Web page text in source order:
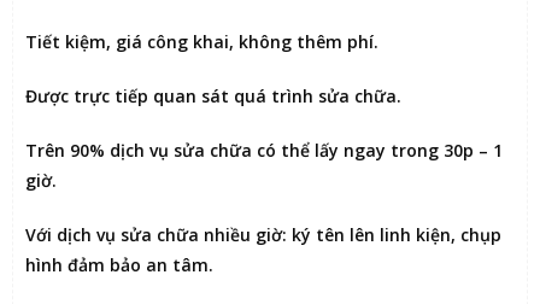
Tiết kiệm, giá công khai, không thêm phí.
Được trực tiếp quan sát quá trình sửa chữa.
Trên 90% dịch vụ sửa chữa có thể lấy ngay trong 30p – 1
giờ.
Với dịch vụ sửa chữa nhiều giờ: ký tên lên linh kiện, chụp
hình đảm bảo an tâm.